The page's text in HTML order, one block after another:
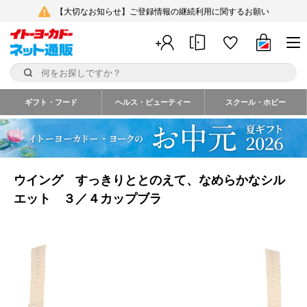
【大切なお知らせ】ご登録情報の継続利用に関するお願い
ギフト・フード ヘルス・ビューティー スクール・ホビー
ウイング すっきりととのえて、なめらかなシル
エット ３／４カップブラ